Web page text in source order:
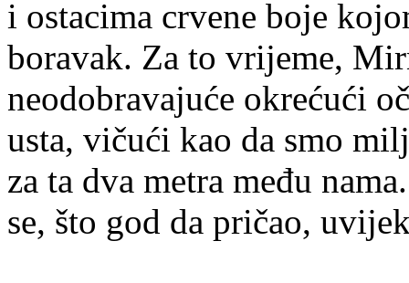
i ostacima crvene boje
boravak. Za to vrijeme,
neodobravajuće okrećući
usta, vičući kao da smo
za ta dva metra među
se, što god da